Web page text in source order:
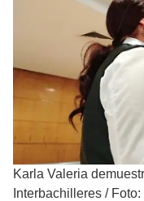
Karla Valeria
Interbachilleres /